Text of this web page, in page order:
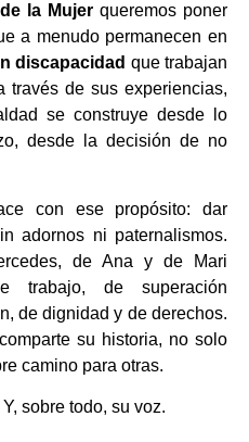
la Mujer queremos poner
a menudo permanecen en
discapacidad que trabajan
través de sus experiencias,
se construye desde lo
desde la decisión de no
con ese propósito: dar
adornos ni paternalismos.
de Ana y de Mari
trabajo, de superación
de dignidad y de derechos.
su historia, no solo
camino para otras.
sobre todo, su voz.